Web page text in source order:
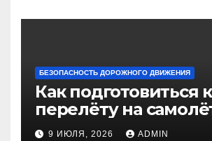
БЕЗОПАСНОСТЬ ДОРОЖНОГО ДВИЖЕНИЯ
Как подготовиться к
перелёту на
советы для
9 ИЮЛЯ, 2026 ADMIN